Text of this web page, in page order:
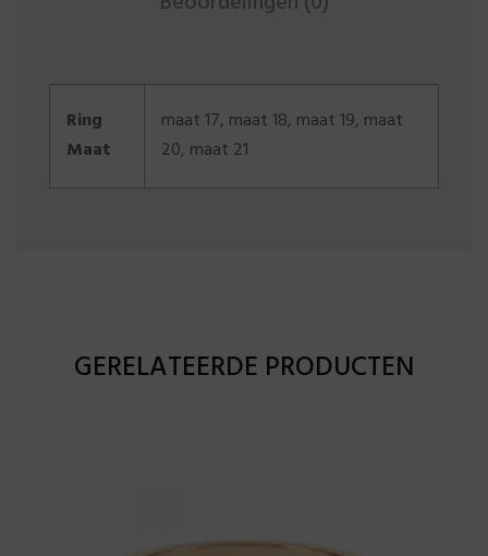
Ring
Maat
maat 17, maat 18, maat 19, maat
20, maat 21
GERELATEERDE PRODUCTEN